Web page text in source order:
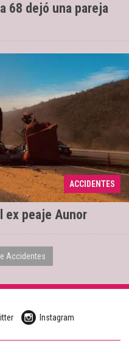
68 dejó una pareja
ACCIDENTES
ex peaje Aunor
quedaron en
Bernardo.
Accidentes
Instagram